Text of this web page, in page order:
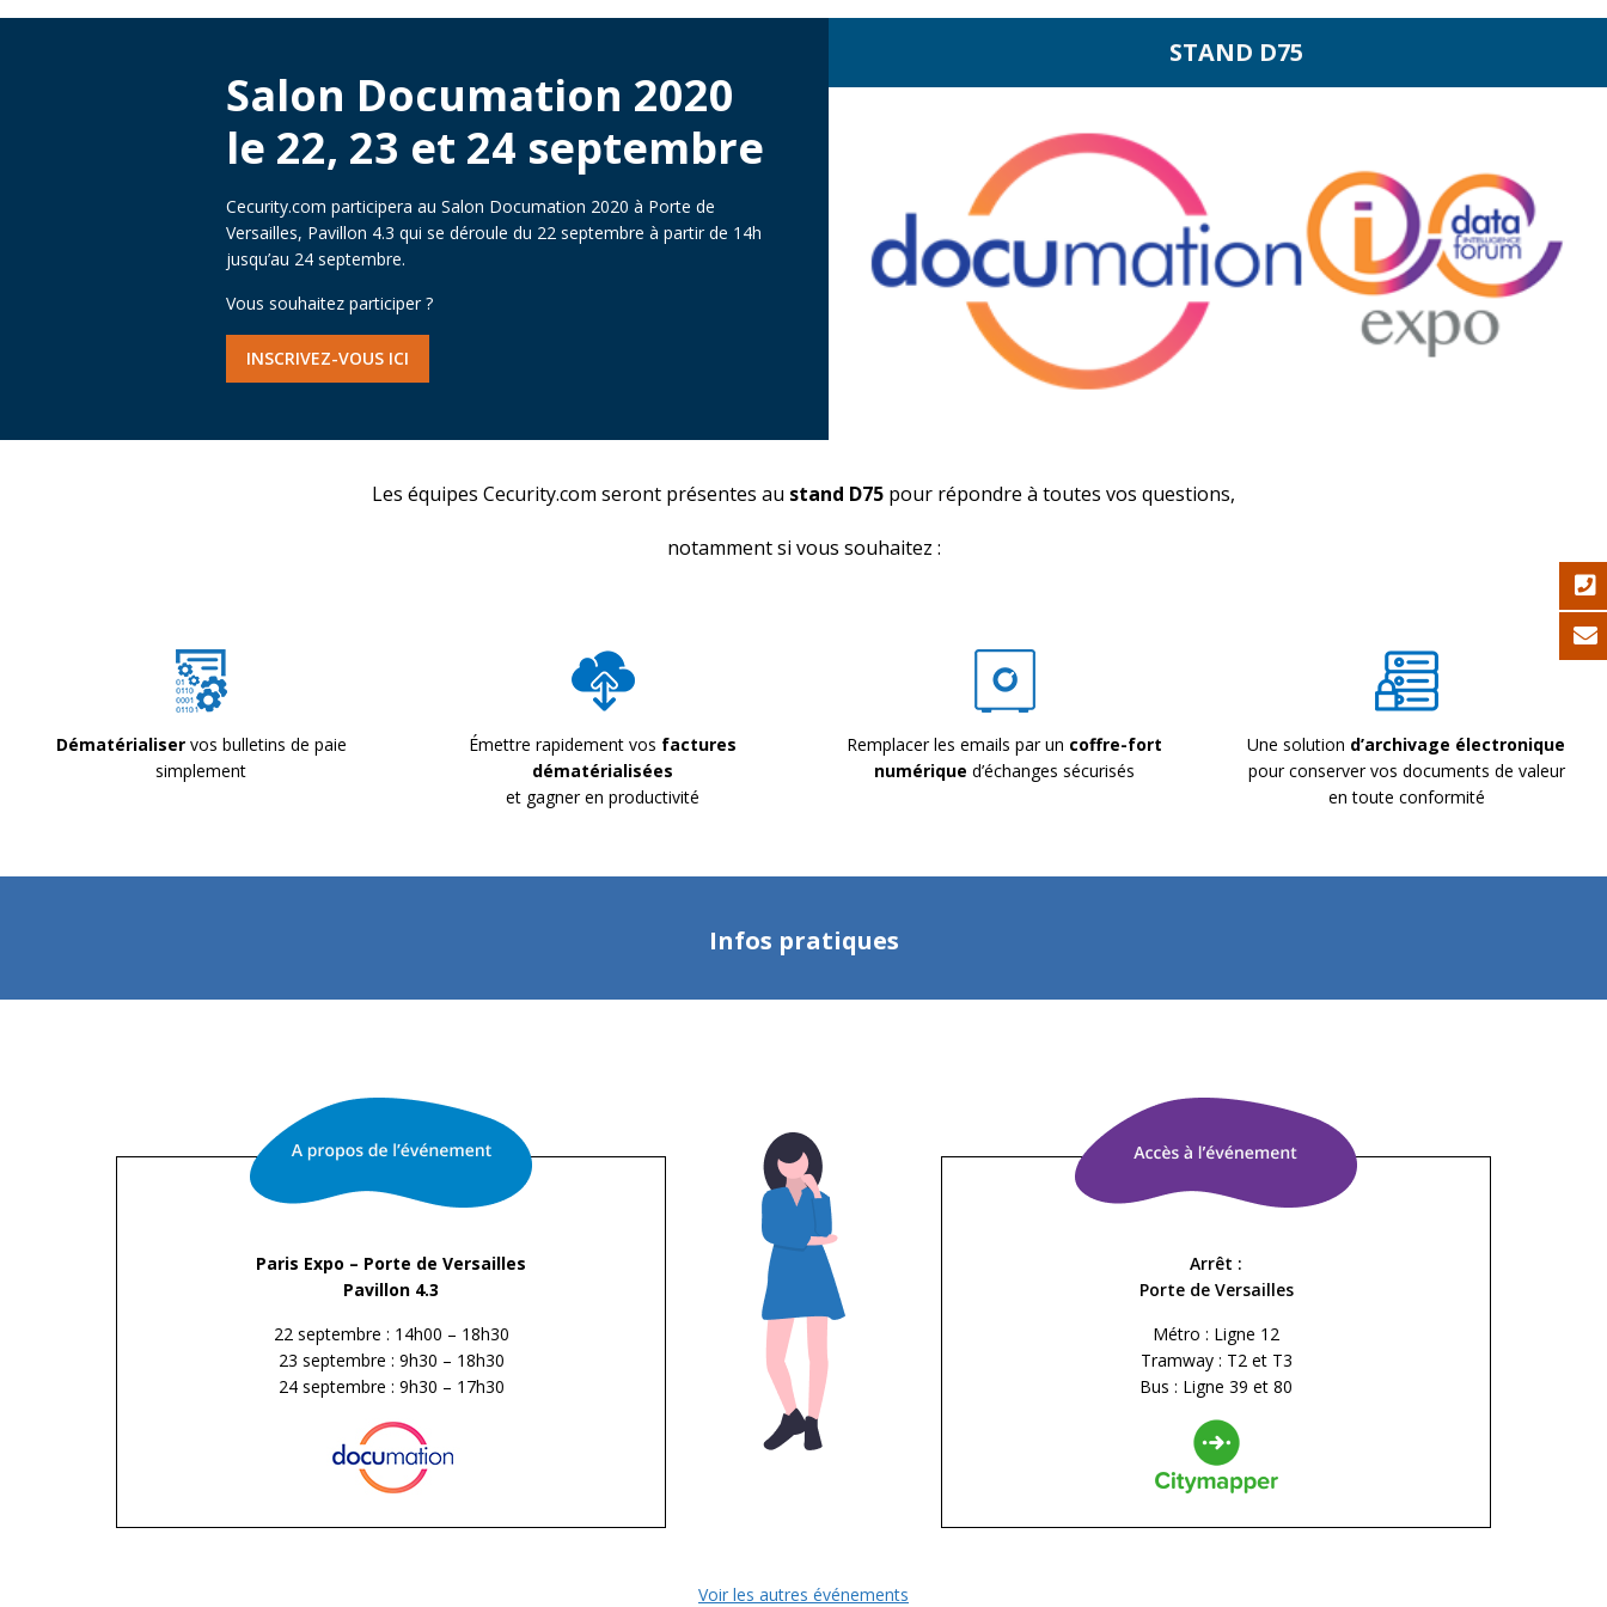
Salon Documation 2020
le 22, 23 et 24 septembre
Cecurity.com participera au Salon Documation 2020 à Porte de
Versailles, Pavillon 4.3 qui se déroule du 22 septembre à partir de 14h
jusqu’au 24 septembre.
Vous souhaitez participer ?
INSCRIVEZ-VOUS ICI
STAND D75
Les équipes Cecurity.com seront présentes au stand D75 pour répondre à toutes vos questions,
notamment si vous souhaitez :
Dématérialiservos bulletins de paie
simplement
Émettre rapidement vos factures
dématérialisées
et gagner en productivité
Remplacer les emails par un coffre-fort
numérique d’échanges sécurisés
Une solution d’archivage électronique
pour conserver vos documents de valeur
en toute conformité
Infos pratiques
Paris Expo – Porte de Versailles
Pavillon 4.3
22 septembre : 14h00 – 18h30
23 septembre : 9h30 – 18h30
24 septembre : 9h30 – 17h30
Arrêt :
Porte de Versailles
Métro : Ligne 12
Tramway : T2 et T3
Bus : Ligne 39 et 80
Voir les autres événements